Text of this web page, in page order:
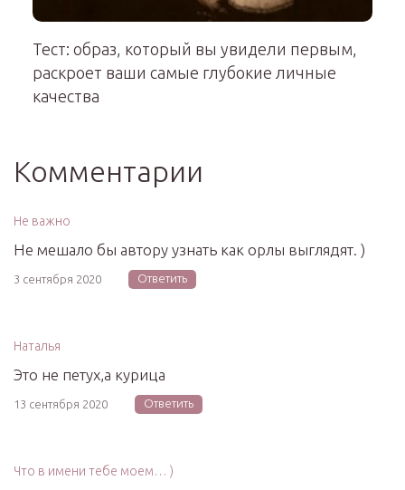
Тест: образ, который вы увидели первым,
раскроет ваши самые глубокие личные
качества
Комментарии
Не важно
Не мешало бы автору узнать как орлы выглядят. )
3 сентября 2020 Ответить
Наталья
Это не петух,а курица
13 сентября 2020 Ответить
Что в имени тебе моем… )